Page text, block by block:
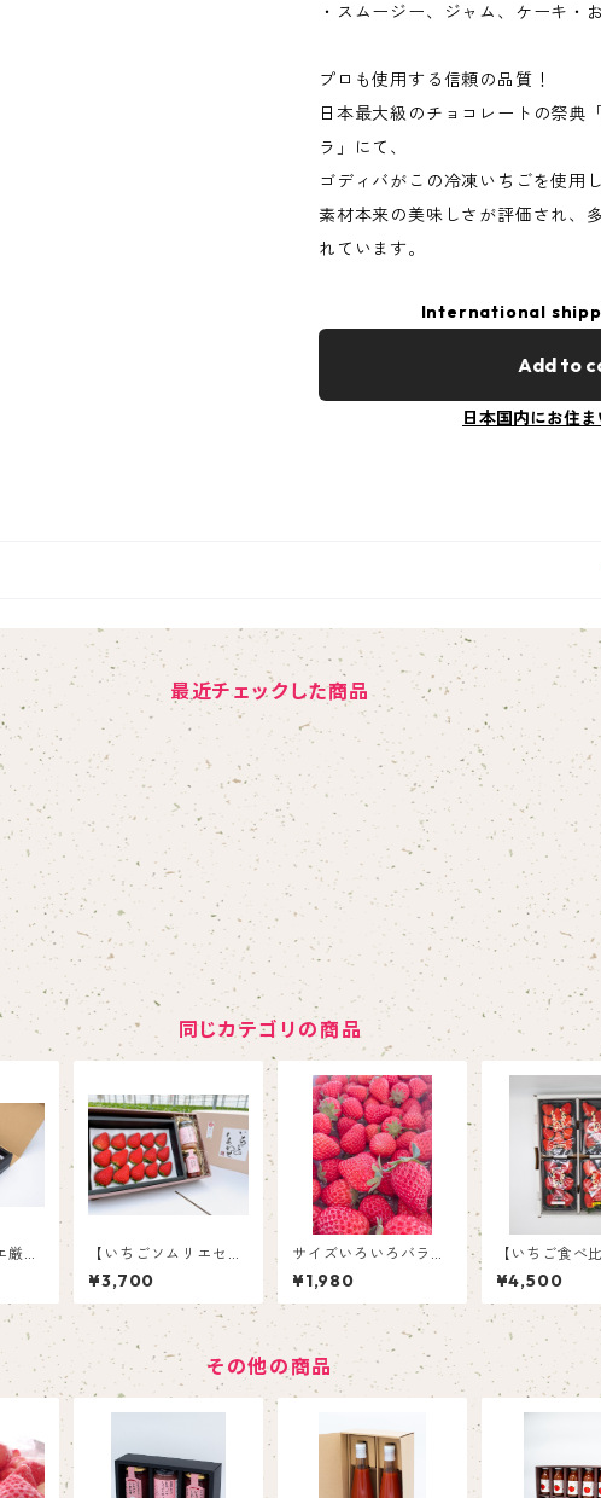
・スムージー、ジャム、ケーキ・
プロも使用する信頼の品質！
日本最大級のチョコレートの祭典
ラ」にて、
ゴディバがこの冷凍いちごを使用
素材本来の美味しさが評価され、
れています。
International
Add to
日本国内にお住
最近チェックした商品
同じカテゴリの商品
厳
【いちごソムリエセレ
クト商品】完熟紅ほっ
ぺ＆農園いちごジャム
＆いちごバターセット
¥3,700
サイズいろいろバラ詰
めいちご（紅ほっぺ）
700ｇ以上
¥1,980
【いちご食べ
ずの薫り、おい
ーなど★レア品
¥4,500
その他の商品